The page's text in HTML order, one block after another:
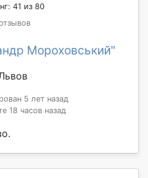
41 из 80
Мороховський"
5 лет назад
18 часов назад